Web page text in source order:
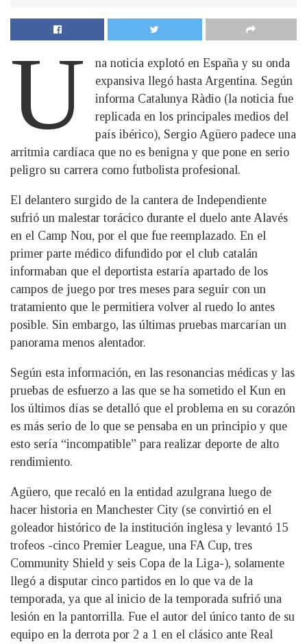
U
na noticia explotó en España y su onda
expansiva llegó hasta Argentina. Según
informa Catalunya Ràdio (la noticia fue
replicada en los principales medios del
país ibérico), Sergio Agüero padece una
arritmia cardíaca que no es benigna y que pone en serio
peligro su carrera como futbolista profesional.
El delantero surgido de la cantera de Independiente
sufrió un malestar torácico durante el duelo ante Alavés
en el Camp Nou, por el que fue reemplazado. En el
primer parte médico difundido por el club catalán
informaban que el deportista estaría apartado de los
campos de juego por tres meses para seguir con un
tratamiento que le permitiera volver al ruedo lo antes
posible. Sin embargo, las últimas pruebas marcarían un
panorama menos alentador.
Según esta información, en las resonancias médicas y las
pruebas de esfuerzo a las que se ha sometido el Kun en
los últimos días se detalló que el problema en su corazón
es más serio de lo que se pensaba en un principio y que
esto sería “incompatible” para realizar deporte de alto
rendimiento.
Agüero, que recaló en la entidad azulgrana luego de
hacer historia en Manchester City (se convirtió en el
goleador histórico de la institución inglesa y levantó 15
trofeos -cinco Premier League, una FA Cup, tres
Community Shield y seis Copa de la Liga-), solamente
llegó a disputar cinco partidos en lo que va de la
temporada, ya que al inicio de la temporada sufrió una
lesión en la pantorrilla. Fue el autor del único tanto de su
equipo en la derrota por 2 a 1 en el clásico ante Real